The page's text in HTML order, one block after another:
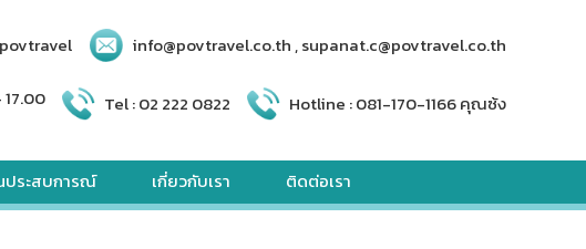
info@povtravel.co.th , supanat.c@povtravel.co.th
17.00
Tel :02 222 0822 Hotline :081-170-1166 คุณซ้ง
ประสบการณ์ เกี่ยวกับเรา ติดต่อเรา